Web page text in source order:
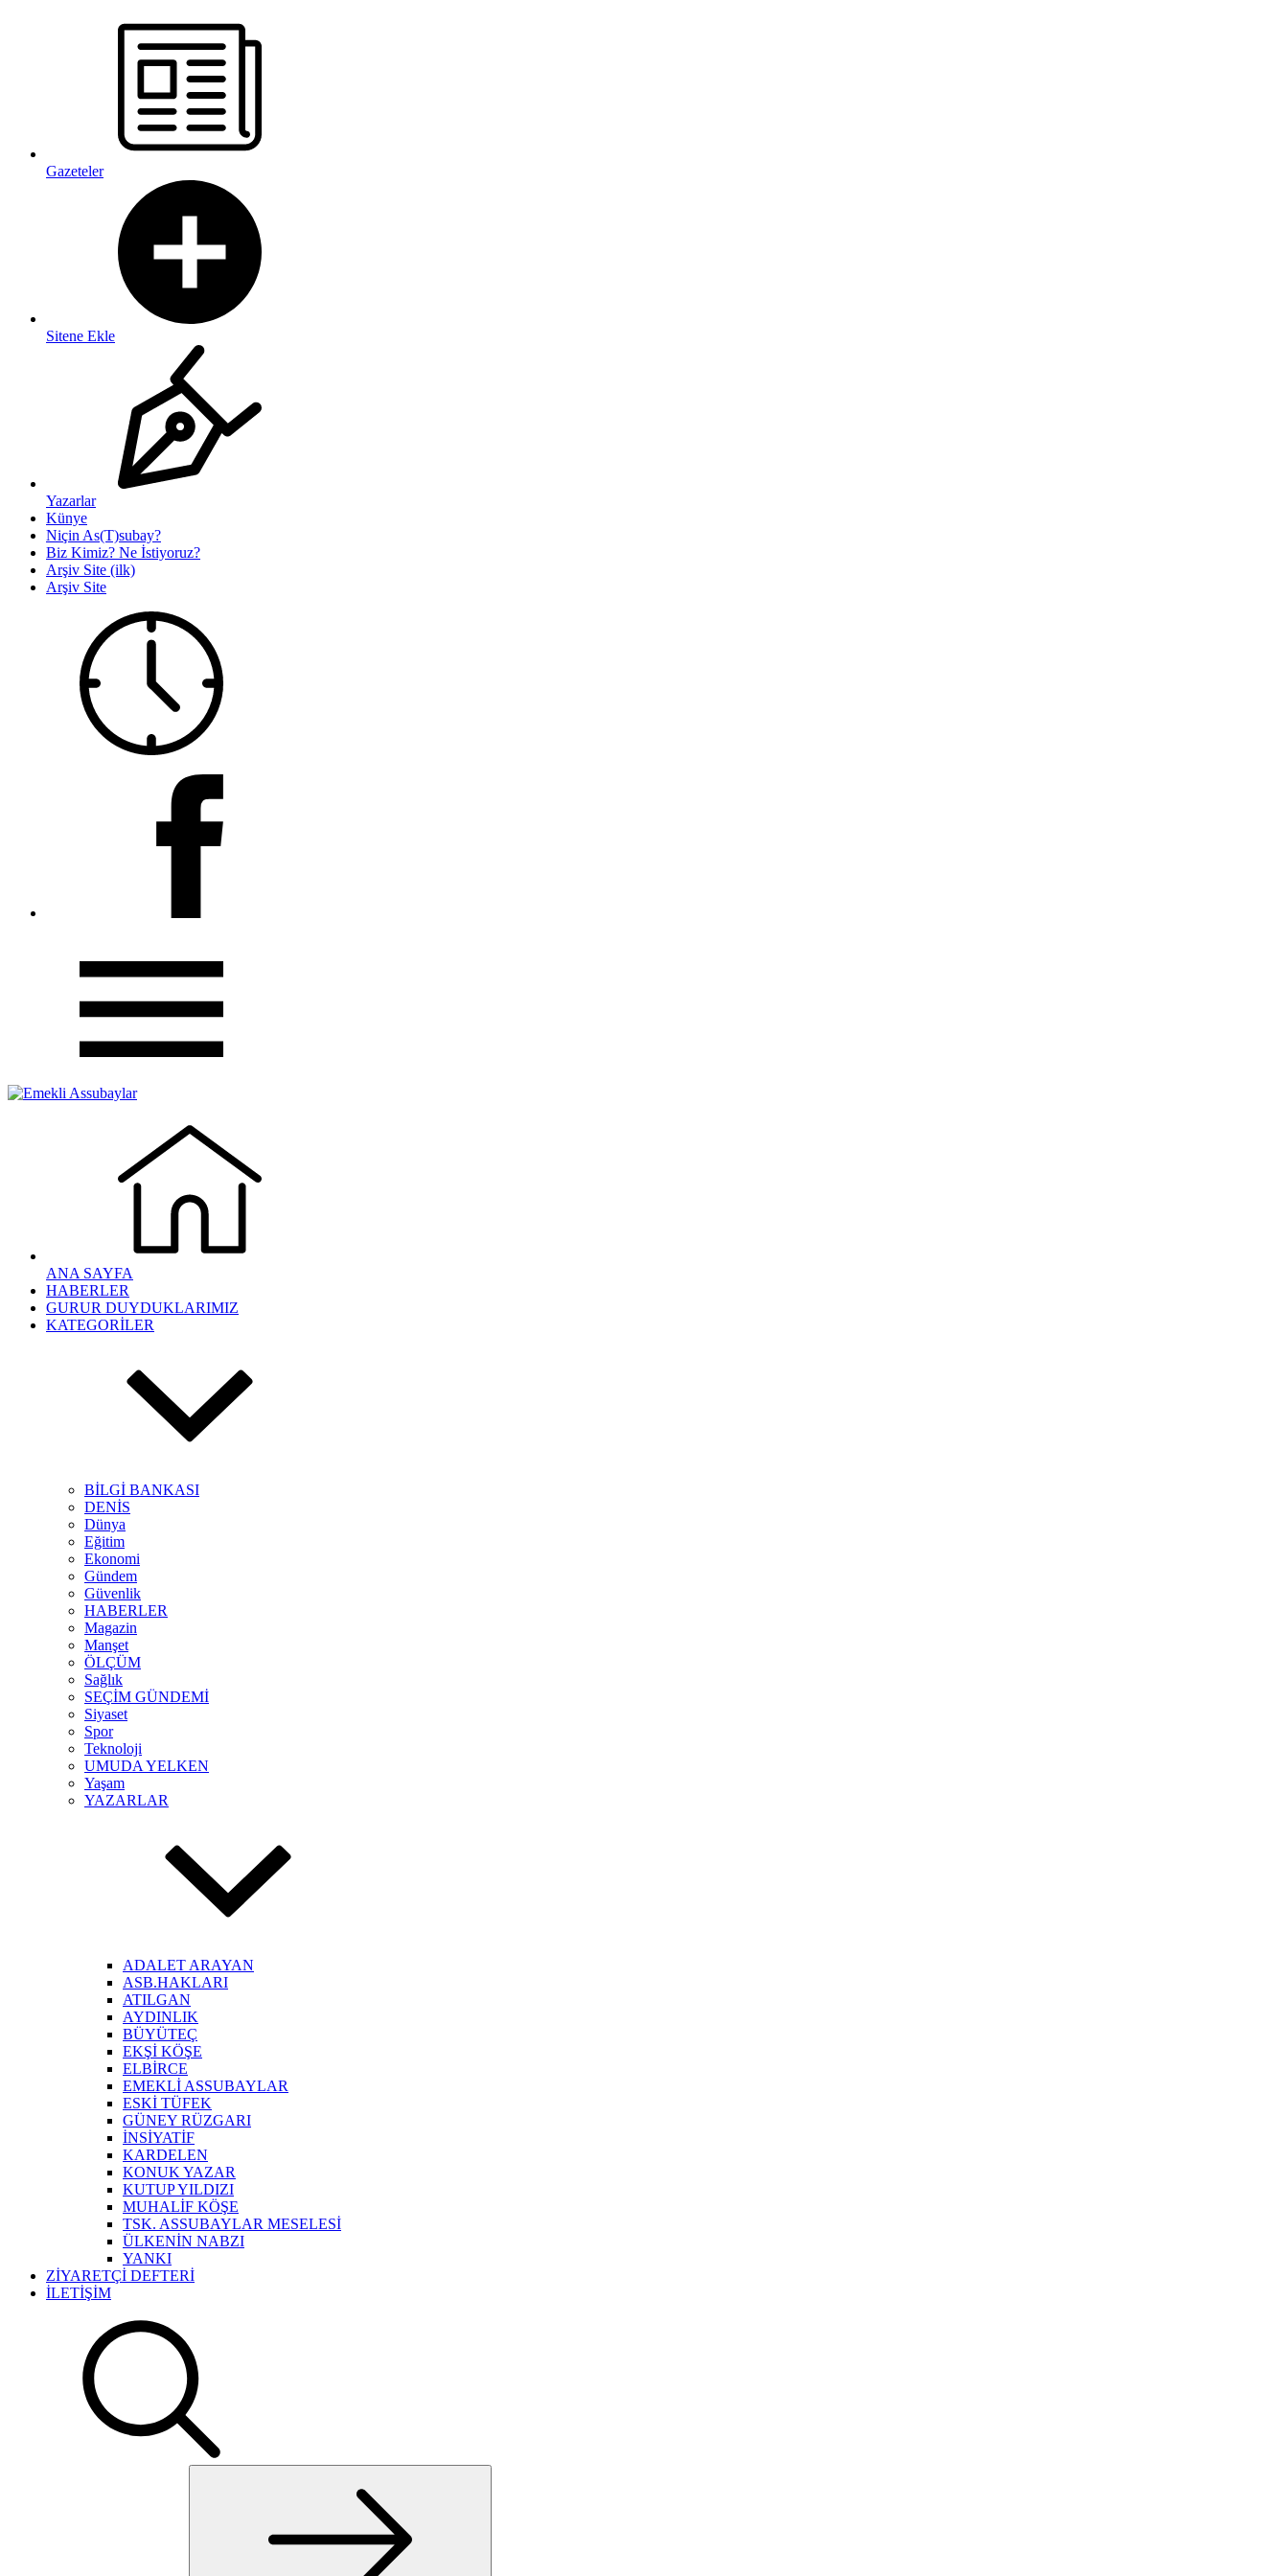
Gazeteler
Sitene Ekle
Yazarlar
Künye
Niçin As(T)subay?
Biz Kimiz? Ne İstiyoruz?
Arşiv Site (ilk)
Arşiv Site
ANA SAYFA
HABERLER
GURUR DUYDUKLARIMIZ
KATEGORİLER
BİLGİ BANKASI
DENİS
Dünya
Eğitim
Ekonomi
Gündem
Güvenlik
HABERLER
Magazin
Manşet
ÖLÇÜM
Sağlık
SEÇİM GÜNDEMİ
Siyaset
Spor
Teknoloji
UMUDA YELKEN
Yaşam
YAZARLAR
ADALET ARAYAN
ASB.HAKLARI
ATILGAN
AYDINLIK
BÜYÜTEÇ
EKŞİ KÖŞE
ELBİRCE
EMEKLİ ASSUBAYLAR
ESKİ TÜFEK
GÜNEY RÜZGARI
İNSİYATİF
KARDELEN
KONUK YAZAR
KUTUP YILDIZI
MUHALİF KÖŞE
TSK. ASSUBAYLAR MESELESİ
ÜLKENİN NABZI
YANKI
ZİYARETÇİ DEFTERİ
İLETİŞİM